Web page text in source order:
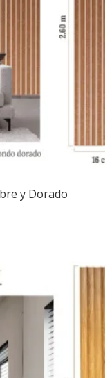
y Dorado